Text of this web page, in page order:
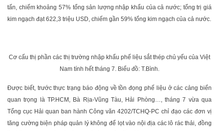
tấn, chiếm khoảng 57% tổng sản lượng nhập khẩu của cả nước; tổng trị giá
kim ngạch đạt 622,3 triệu USD, chiếm gần 59% tổng kim ngạch của cả nước.
Cơ cấu thị phần các thị trường nhập khẩu phế liệu sắt thép chủ yếu của Việt
Nam tính hết tháng 7. Biểu đồ: T.Bình.
Được biết, trước thực trạng báo động về tồn đọng phế liệu ở các cảng biển
quan trọng là TP.HCM, Bà Rịa-Vũng Tàu, Hải Phòng…, tháng 7 vừa qua
Tổng cục Hải quan ban hành Công văn 4202/TCHQ-PC chỉ đạo các đơn vị
tăng cường biện pháp quản lý không để lọt vào nội địa các lô rác thải, đồng